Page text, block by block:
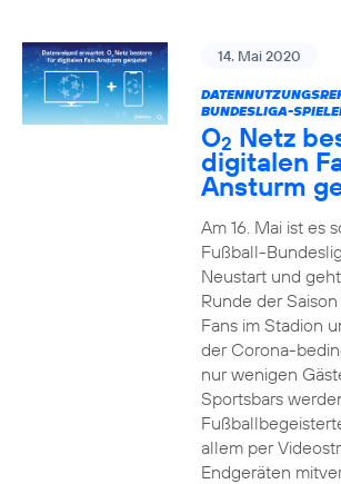
14. Mai 2020
BUNDESLIGA-
O2 Netz
digitalen
Ansturm
Am 16. Mai ist es
Fußball-
Neustart und
Runde der
Fans im Stadion
der Corona-
nur wenigen
Sportsbars
allem per
Endgeräten